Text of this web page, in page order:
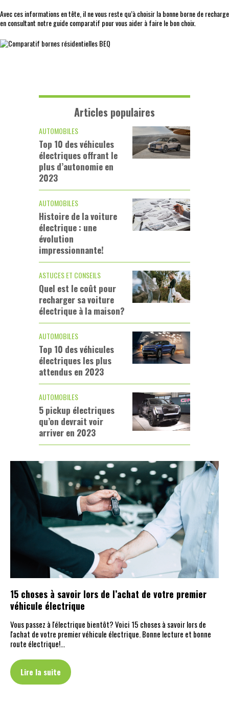
Avec ces informations en tête, il ne vous reste qu’à choisir la bonne borne de recharge
en consultant notre guide comparatif pour vous aider à faire le bon choix.
Articles populaires
AUTOMOBILES
Top 10 des véhicules
électriques offrant le
plus d’autonomie en
2023
AUTOMOBILES
Histoire de la voiture
électrique : une
évolution
impressionnante!
ASTUCES ET CONSEILS
Quel est le coût pour
recharger sa voiture
électrique à la maison?
AUTOMOBILES
Top 10 des véhicules
électriques les plus
attendus en 2023
AUTOMOBILES
5 pickup électriques
qu’on devrait voir
arriver en 2023
15 choses à savoir lors de l’achat de votre premier
véhicule électrique
Vous passez à l'électrique bientôt? Voici 15 choses à savoir lors de
l'achat de votre premier véhicule électrique. Bonne lecture et bonne
route électrique!…
Lire la suite